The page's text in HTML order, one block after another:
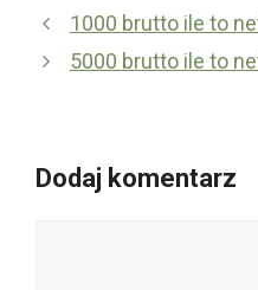
1000 brutto ile to
5000 brutto ile to
Dodaj komentarz